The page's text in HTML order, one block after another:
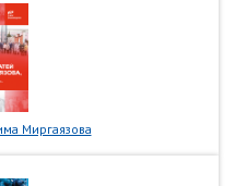
Миргаязова